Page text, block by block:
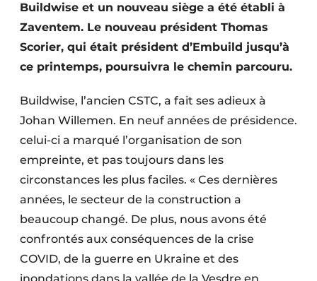
Buildwise et un nouveau siège a été établi à
Zaventem. Le nouveau président Thomas
Scorier, qui était président d’Embuild jusqu’à
ce printemps, poursuivra le chemin parcouru.
Buildwise, l’ancien CSTC, a fait ses adieux à
Johan Willemen. En neuf années de présidence.
celui-ci a marqué l’organisation de son
empreinte, et pas toujours dans les
circonstances les plus faciles. « Ces dernières
années, le secteur de la construction a
beaucoup changé. De plus, nous avons été
confrontés aux conséquences de la crise
COVID, de la guerre en Ukraine et des